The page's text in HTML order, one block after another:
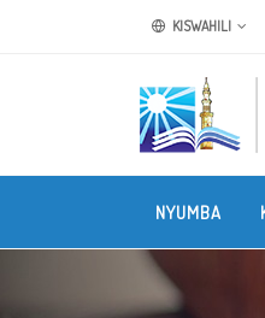
KISWAHILI
NYUMBA